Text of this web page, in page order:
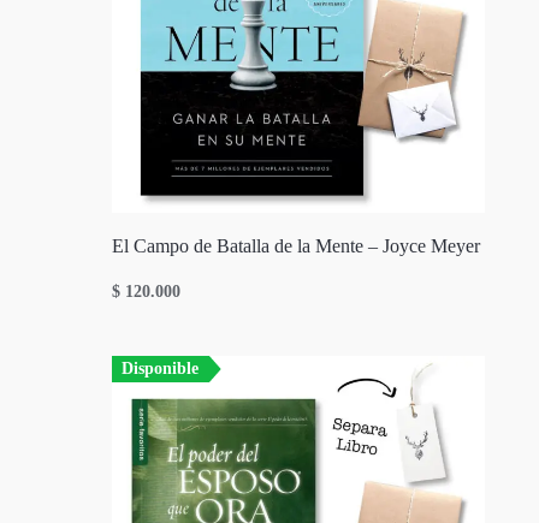
El Campo de Batalla de la Mente – Joyce Meyer
$ 120.000
Disponible